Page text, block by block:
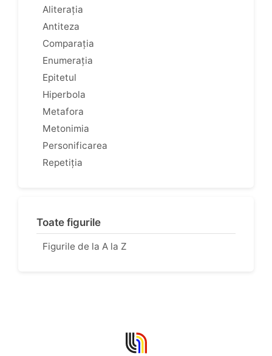
Aliterația
Antiteza
Comparația
Enumerația
Epitetul
Hiperbola
Metafora
Metonimia
Personificarea
Repetiția
Toate figurile
Figurile de la A la Z